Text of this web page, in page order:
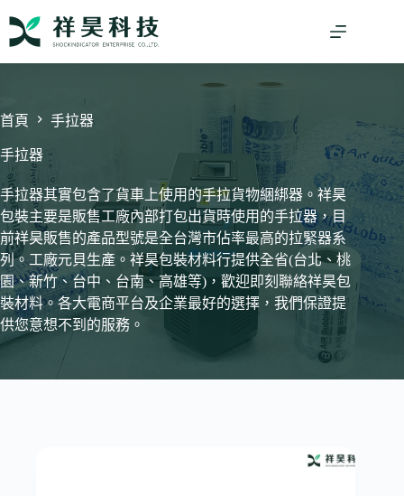
容
首頁 手拉器
手拉器
手拉器其實包含了貨車上使用的手拉貨物綑綁器。祥昊
包裝主要是販售工廠內部打包出貨時使用的手拉器，目
前祥昊販售的產品型號是全台灣市佔率最高的拉緊器系
列。工廠元貝生產。祥昊包裝材料行提供全省(台北、桃
園、新竹、台中、台南、高雄等)，歡迎即刻聯絡祥昊包
裝材料。各大電商平台及企業最好的選擇，我們保證提
供您意想不到的服務。